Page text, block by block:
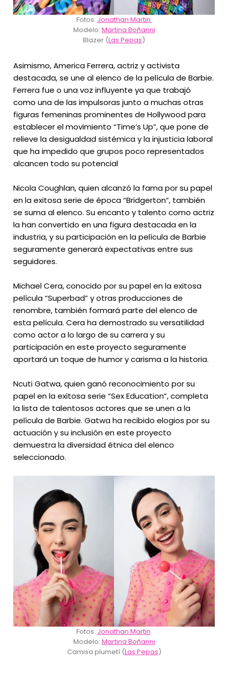
Fotos: Jonathan Martin
Modelo: Martina Boñanni
Blazer (Las Pepas)
Asimismo, America Ferrera, actriz y activista
destacada, se une al elenco de la película de Barbie.
Ferrera fue o una voz influyente ya que trabajó
como una de las impulsoras junto a muchas otras
figuras femeninas prominentes de Hollywood para
establecer el movimiento “Time’s Up”, que pone de
relieve la desigualdad sistémica y la injusticia laboral
que ha impedido que grupos poco representados
alcancen todo su potencial
Nicola Coughlan, quien alcanzó la fama por su papel
en la exitosa serie de época “Bridgerton”, también
se suma al elenco. Su encanto y talento como actriz
la han convertido en una figura destacada en la
industria, y su participación en la película de Barbie
seguramente generará expectativas entre sus
seguidores.
Michael Cera, conocido por su papel en la exitosa
película “Superbad” y otras producciones de
renombre, también formará parte del elenco de
esta película. Cera ha demostrado su versatilidad
como actor a lo largo de su carrera y su
participación en este proyecto seguramente
aportará un toque de humor y carisma a la historia.
Ncuti Gatwa, quien ganó reconocimiento por su
papel en la exitosa serie “Sex Education”, completa
la lista de talentosos actores que se unen a la
película de Barbie. Gatwa ha recibido elogios por su
actuación y su inclusión en este proyecto
demuestra la diversidad étnica del elenco
seleccionado.
Fotos: Jonathan Martin
Modelo: Martina Boñanni
Camisa plumetí (Las Pepas)